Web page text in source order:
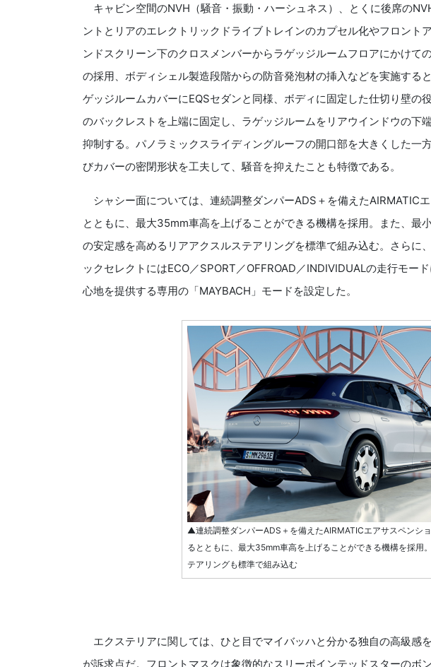
キャビン空間のNVH（騒音・振動・ハーシュネス）、とくに後席の
ントとリアのエレクトリックドライブトレインのカプセル化やフロント
ンドスクリーン下のクロスメンバーからラゲッジルームフロアにかけて
の採用、ボディシェル製造段階からの防音発泡材の挿入などを実施する
ゲッジルームカバーにEQSセダンと同様、ボディに固定した仕切り壁の
のバックレストを上端に固定し、ラゲッジルームをリアウインドウの下
抑制する。パノラミックスライディングルーフの開口部を大きくした一
びカバーの密閉形状を工夫して、騒音を抑えたことも特徴である。
シャシー面については、連続調整ダンパーADS＋を備えたAIRMATIC
とともに、最大35mm車高を上げることができる機構を採用。また、最
の安定感を高めるリアアクスルステアリングを標準で組み込む。さらに
ックセレクトにはECO／SPORT／OFFROAD／INDIVIDUALの走行モー
心地を提供する専用の「MAYBACH」モードを設定した。
▲連続調整ダンパーADS＋を備えたAIRMATICエアサスペンシ
るとともに、最大35mm車高を上げることができる機構を採用
テアリングも標準で組み込む
エクステリアに関しては、ひと目でマイバッハと分かる独自の高級感
が訴求点だ。フロントマスクは象徴的なスリーポインテッドスターのボ